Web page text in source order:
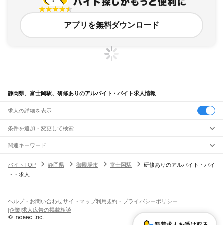
アプリを無料ダウンロード
静岡県、富士岡駅、研修ありのアルバイト・バイト求人情報
求人の詳細を表示
条件を追加・変更して検索
市区町村を追加・変更
静岡県すべて
静岡市
中央区浜名区天竜区
沼津市熱海市 富士市
駅を追加・変更
JR身延線
富士駅柚木駅竪堀駅入山瀬駅 富士宮駅
芝川駅 稲子駅
職種を追加・変更
飲食・フードサービスすべて
ホールスタッフキッチンスタッフ
パン屋（ベーカリー）
バー（BAR）・バーテンダー
人気
日払いOK高校生歓迎 髪型・髪色自由
雇用形態を追加・変更
関連キーワード
バイトTOP
静岡県 御殿場市 富士岡駅
研修ありのアルバイト・バイ
ト・求人
ヘルプ・お問い合わせサイトマップ利用規約・プライバシーポリシー
[企業]求人広告の掲載相談